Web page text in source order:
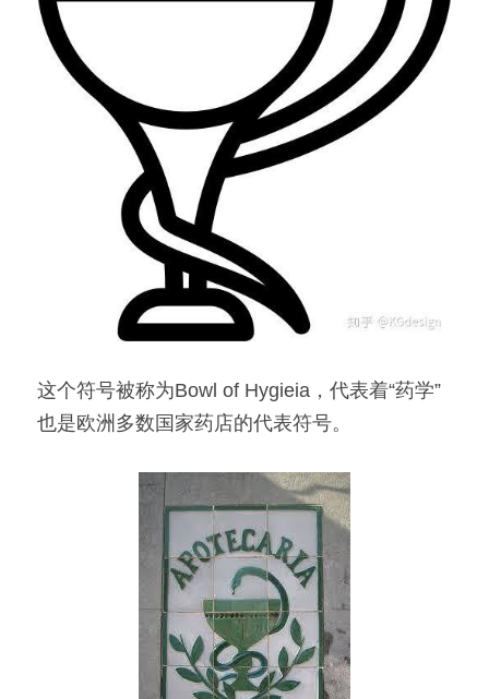
这个符号被称为Bowl of Hygieia，代表着“药学”
也是欧洲多数国家药店的代表符号。